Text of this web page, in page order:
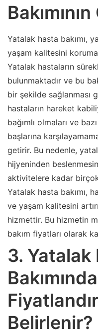
Yatalak hasta bakımı,
yaşam kalitesini
Yatalak hastaların
bulunmaktadır ve bu
bir şekilde sağlanması
hastaların hareket
bağımlı olmaları ve
başlarına
getirir. Bu nedenle,
hijyeninden
aktivitelere kadar
Yatalak hasta bakımı,
ve yaşam kalitesini
hizmettir. Bu hizmetin
bakım fiyatları olarak
3. Yatalak
Bakımında
Belirlenir?